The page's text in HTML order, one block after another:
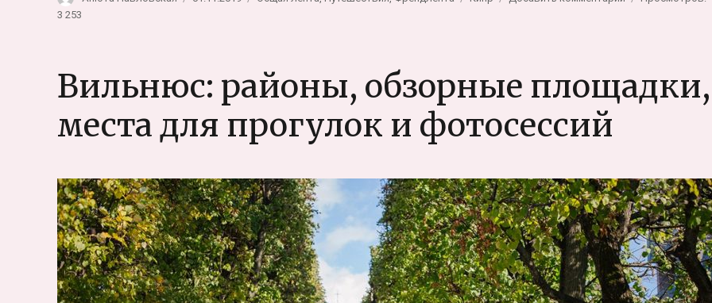
3 253
Вильнюс: районы, обзорные площадки,
места для прогулок и фотосессий